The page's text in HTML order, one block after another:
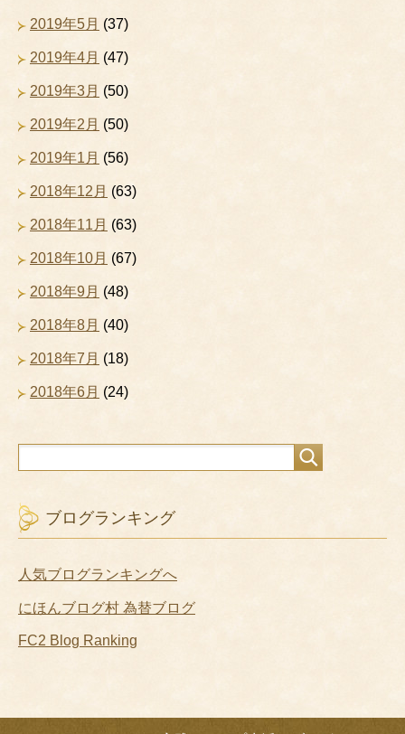
2019年5月 (37)
2019年4月 (47)
2019年3月 (50)
2019年2月 (50)
2019年1月 (56)
2018年12月 (63)
2018年11月 (63)
2018年10月 (67)
2018年9月 (48)
2018年8月 (40)
2018年7月 (18)
2018年6月 (24)
ブログランキング
人気ブログランキングへ
にほんブログ村 為替ブログ
FC2 Blog Ranking